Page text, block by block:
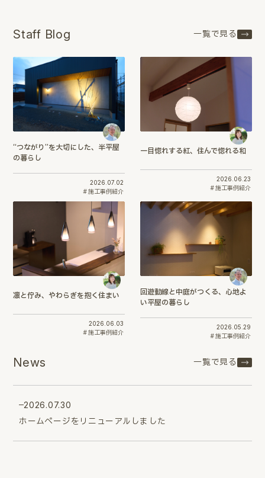
Staff Blog 一覧で見る
“つながり”を大切にした、半平屋
の暮らし
2026.07.02
施工事例紹介
一目惚れする紅、住んで惚れる和
2026.06.23
施工事例紹介
凛と佇み、やわらぎを抱く住まい
2026.06.03
施工事例紹介
回遊動線と中庭がつくる、心地よ
い平屋の暮らし
2026.05.29
施工事例紹介
News 一覧で見る
2026.07.30
ホームページをリニューアルしました